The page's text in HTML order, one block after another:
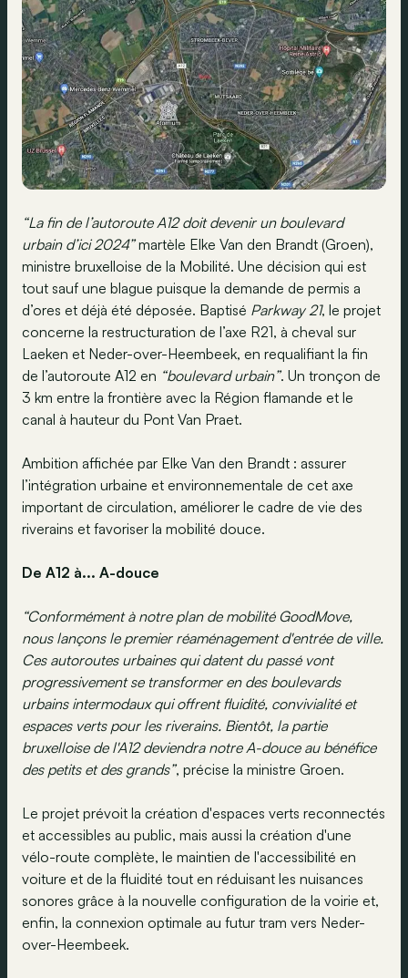
“La fin de l’autoroute A12 doit devenir un boulevard
urbain d’ici 2024”martèle Elke Van den Brandt (Groen),
ministre bruxelloise de la Mobilité. Une décision qui est
tout sauf une blague puisque la demande de permis a
d’ores et déjà été déposée. Baptisé Parkway 21, le projet
concerne la restructuration de l’axe R21, à cheval sur
Laeken et Neder-over-Heembeek, en requalifiant la fin
de l’autoroute A12 en “boulevard urbain”. Un tronçon de
3 km entre la frontière avec la Région flamande et le
canal à hauteur du Pont Van Praet.
Ambition affichée par Elke Van den Brandt : assurer
l’intégration urbaine et environnementale de cet axe
important de circulation, améliorer le cadre de vie des
riverains et favoriser la mobilité douce.
De A12 à... A-douce
“Conformément à notre plan de mobilité GoodMove,
nous lançons le premier réaménagement d'entrée de ville.
Ces autoroutes urbaines qui datent du passé vont
progressivement se transformer en des boulevards
urbains intermodaux qui offrent fluidité, convivialité et
espaces verts pour les riverains. Bientôt, la partie
bruxelloise de l'A12 deviendra notre A-douce au bénéfice
des petits et des grands”, précise la ministre Groen.
Le projet prévoit la création d'espaces verts reconnectés
et accessibles au public, mais aussi la création d'une
vélo-route complète, le maintien de l'accessibilité en
voiture et de la fluidité tout en réduisant les nuisances
sonores grâce à la nouvelle configuration de la voirie et,
enfin, la connexion optimale au futur tram vers Neder-
over-Heembeek.